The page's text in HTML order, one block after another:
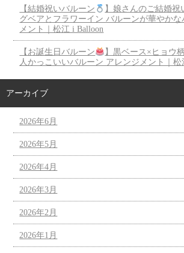
【結婚祝いバルーン
】娘さんのご結婚祝
グベアとフラワーイン バルーンが華やか
メント｜松江 i Balloon
【お誕生日バルーン 】黒ベース×ヒョウ
人かっこいいバルーン アレンジメント｜松
アーカイブ
2026年6月
2026年5月
2026年4月
2026年3月
2026年2月
2026年1月